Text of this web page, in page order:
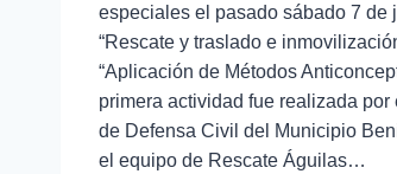
especiales el pasado sábado 7 de
“Rescate y traslado e
“Aplicación de Métodos
primera actividad fue realizada por
de Defensa Civil del Municipio
el equipo de Rescate Águilas…